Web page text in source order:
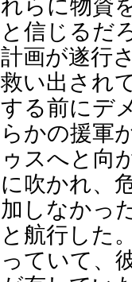
れらに物資
と信じるだ
計画が遂行
救い出され
する前にデ
らかの援軍
ゥスへと向
に吹かれ、
加しなかっ
と航行した
っていて、